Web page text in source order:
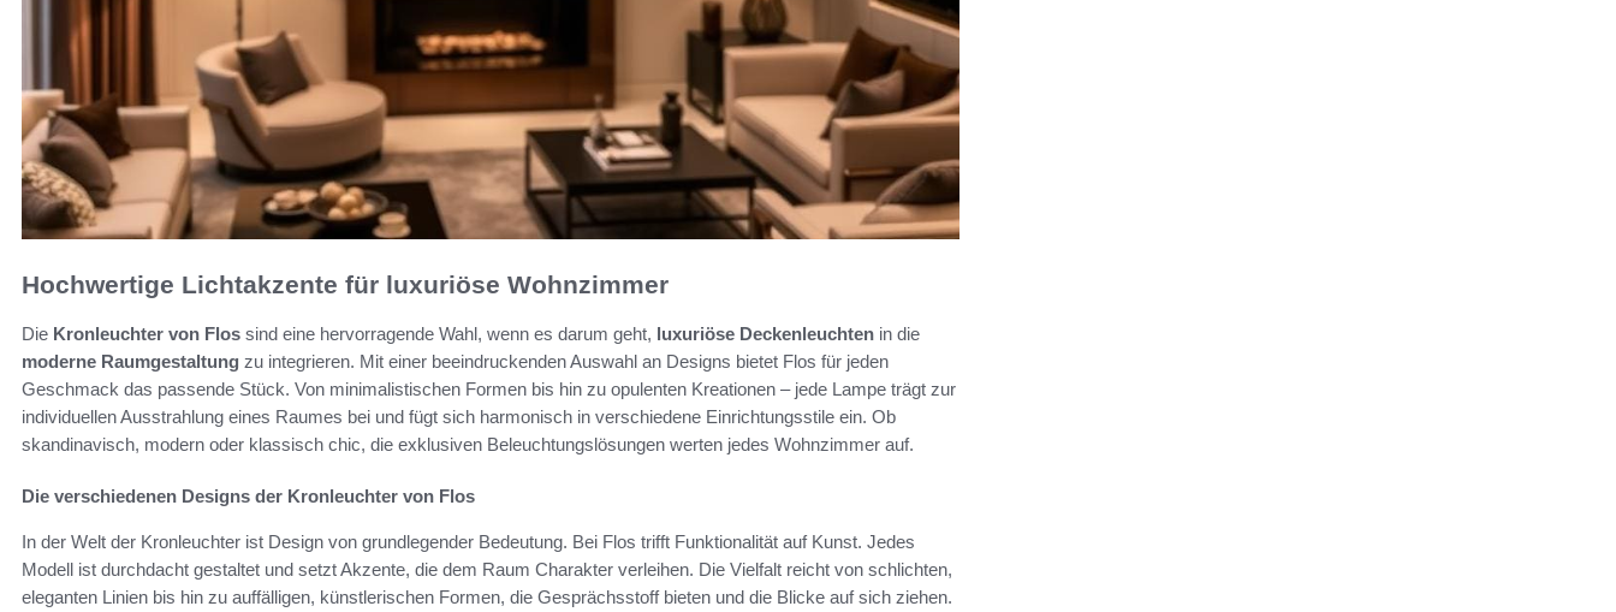
Hochwertige Lichtakzente für luxuriöse Wohnzimmer
Die Kronleuchter von Flos sind eine hervorragende Wahl, wenn es darum geht, luxuriöse Deckenleuchten in die
moderne Raumgestaltung zu integrieren. Mit einer beeindruckenden Auswahl an Designs bietet Flos für jeden
Geschmack das passende Stück. Von minimalistischen Formen bis hin zu opulenten Kreationen – jede Lampe trägt zur
individuellen Ausstrahlung eines Raumes bei und fügt sich harmonisch in verschiedene Einrichtungsstile ein. Ob
skandinavisch, modern oder klassisch chic, die exklusiven Beleuchtungslösungen werten jedes Wohnzimmer auf.
Die verschiedenen Designs der Kronleuchter von Flos
In der Welt der Kronleuchter ist Design von grundlegender Bedeutung. Bei Flos trifft Funktionalität auf Kunst. Jedes
Modell ist durchdacht gestaltet und setzt Akzente, die dem Raum Charakter verleihen. Die Vielfalt reicht von schlichten,
eleganten Linien bis hin zu auffälligen, künstlerischen Formen, die Gesprächsstoff bieten und die Blicke auf sich ziehen.